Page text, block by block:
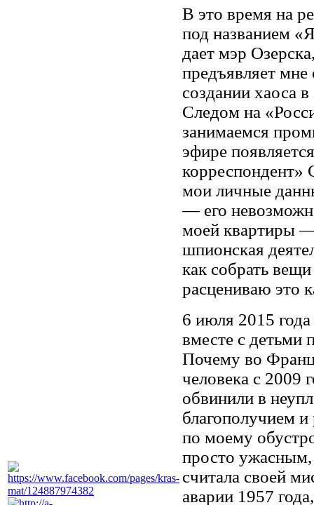
В это время на
под названием
дает мэр
предъявляет
создании хаоса
Следом на
занимаемся
эфире
корреспондент»
мои личные
— его
моей квартиры —
шпионская
как собрать
расцениваю это
6 июля 2015 года
вместе с
Почему во
человека с 2009
обвинили в
благополучием
по моему
просто ужасным,
считала своей
аварии 1957